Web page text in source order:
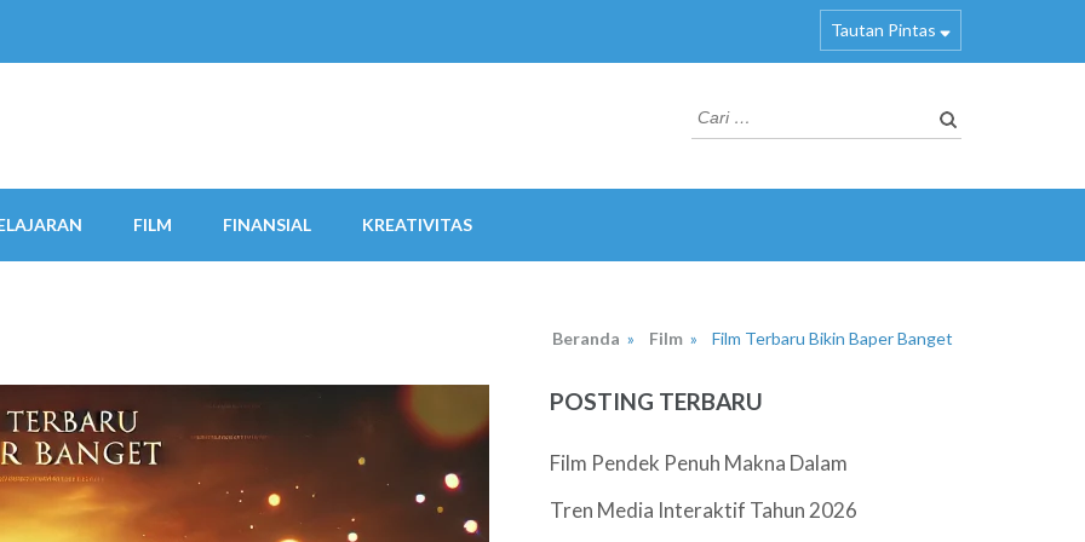
Tautan Pintas
Cari
untuk:
FILM FINANSIAL KREATIVITAS
Beranda » Film » Film Terbaru Bikin Baper Banget
POSTING TERBARU
Film Pendek Penuh Makna Dalam
Tren Media Interaktif Tahun 2026